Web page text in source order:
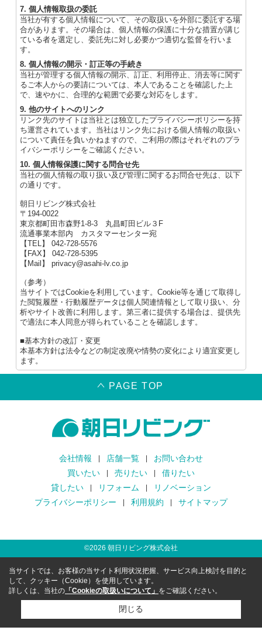
7. 個人情報取扱の委託
当社が有する個人情報について、その取扱いを外部に委託する場
合があります。その場合は、個人情報の保護に十分な措置が講じ
ている者を選定し、委託先に対し必要かつ適切な監督を行いま
す。
8. 個人情報の開示・訂正等の手続き
当社が管理する個人情報の開示、訂正、利用停止、消去等に関す
るご本人からの要請については、本人であることを確認した上
で、速やかに、合理的な範囲で必要な対応をします。
9. 他のサイトへのリンク
リンク先のサイトは当社とは独立したプライバシーポリシーを持
ち運営されています。当社はリンク先における個人情報の取扱い
について責任を負いかねますので、ご利用の際はそれぞれのプラ
イバシーポリシーをご確認ください。
10. 個人情報保護に関する問合せ先
当社の個人情報の取り扱い及び管理に関するお問合せ先は、以下
の通りです。
朝日リビング株式会社
〒194-0022
東京都町田市森野1-8-3 丸昌町田ビル３F
流通事業本部内 カスタマーセンター宛
【TEL】 042-728-5576
【FAX】 042-728-5395
【Mail】 privacy@asahi-lv.co.jp
（参考）
当サイトではCookieを利用しています。Cookie等を通じて取得し
た閲覧履歴・行動履歴データは個人関連情報として取り扱い、分
析やサイト改善に利用します。第三者に提供する場合は、提供先
で適法に本人同意が得られていることを確認します。
■基本方針の改訂・変更
本基本方針は法令などの制定改廃や情勢の変化により適宜変更し
ます。
PAGE TOP
会社情報 店舗一覧
お問い合わせ
買いたい
売りたい
借りたい
貸したい
リフォーム
リノベーション
プライバシーポリシー
利用規約 サイトマップ
©2026 朝日リビング株式会社
当サイトでは、お客様の当サイト利用状況把握、サービス向上検討を目的と
して、クッキー（Cookie）を使用しています。
詳しくは、当社の 「Cookieの取扱いについて」 をご確認ください。
閉じる